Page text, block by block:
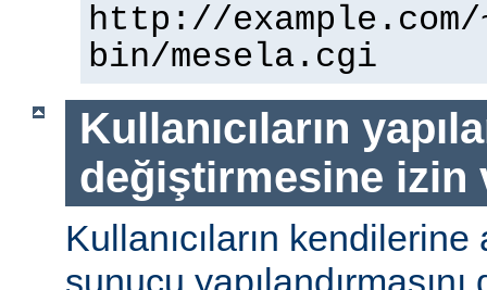
http://
bin/mesela.cgi
Kullanıcıların
değiştirmesine izin
Kullanıcıların
sunucu